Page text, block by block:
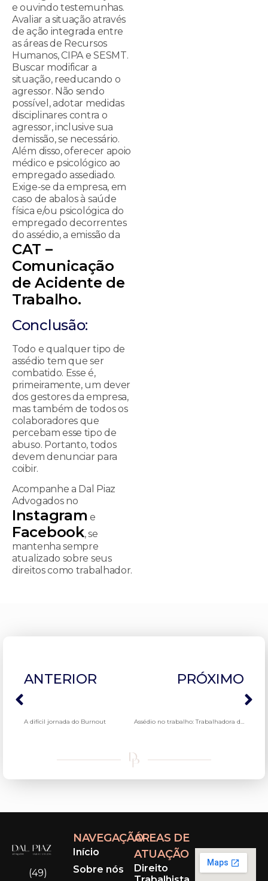
e ouvindo testemunhas.
Avaliar a situação através
de ação integrada entre
as áreas de Recursos
Humanos, CIPA e SESMT.
Buscar modificar a
situação, reeducando o
agressor. Não sendo
possível, adotar medidas
disciplinares contra o
agressor, inclusive sua
demissão, se necessário.
Além disso, oferecer apoio
médico e psicológico ao
empregado assediado.
Exige-se da empresa, em
caso de abalos à saúde
física e/ou psicológica do
empregado decorrentes
do assédio, a emissão da
CAT –
Comunicação
de Acidente de
Trabalho.
Conclusão:
Todo e qualquer tipo de
assédio tem que ser
combatido. Esse é,
primeiramente, um dever
dos gestores da empresa,
mas também de todos os
colaboradores que
percebam esse tipo de
abuso. Portanto, todos
devem denunciar para
coibir.
Acompanhe a Dal Piaz
Advogados no
Instagram e
Facebook, se
mantenha sempre
atualizado sobre seus
direitos como trabalhador.
ANTERIOR
A difícil jornada do Burnout
PRÓXIMO
(49)
NAVEGAÇÃO
Início
Sobre nós
ÁREAS DE
ATUAÇÃO
Direito